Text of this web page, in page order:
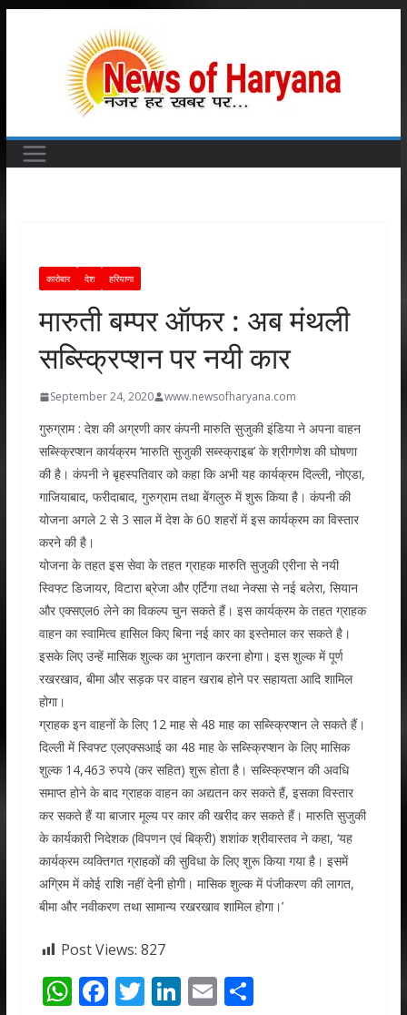
कारोबार देश हरियाणा
मारुती बम्पर ऑफर : अब मंथली
सब्स्क्रिप्शन पर नयी कार
September 24, 2020 www.newsofharyana.com
गुरुग्राम : देश की अग्रणी कार कंपनी मारुति सुजुकी इंडिया ने अपना वाहन
सब्स्क्रिप्शन कार्यक्रम ‘मारुति सुजुकी सब्स्क्राइब’ के श्रीगणेश की घोषणा
की है। कंपनी ने बृहस्पतिवार को कहा कि अभी यह कार्यक्रम दिल्ली, नोएडा,
गाजियाबाद, फरीदाबाद, गुरुग्राम तथा बेंगलुरु में शुरू किया है। कंपनी की
योजना अगले 2 से 3 साल में देश के 60 शहरों में इस कार्यक्रम का विस्तार
करने की है।
योजना के तहत इस सेवा के तहत ग्राहक मारुति सुजुकी एरीना से नयी
स्विफ्ट डिजायर, विटारा ब्रेजा और एर्टिगा तथा नेक्सा से नई बलेरा, सियान
और एक्सएल6 लेने का विकल्प चुन सकते हैं। इस कार्यक्रम के तहत ग्राहक
वाहन का स्वामित्व हासिल किए बिना नई कार का इस्तेमाल कर सकते है।
इसके लिए उन्हें मासिक शुल्क का भुगतान करना होगा। इस शुल्क में पूर्ण
रखरखाव, बीमा और सड़क पर वाहन खराब होने पर सहायता आदि शामिल
होगा।
ग्राहक इन वाहनों के लिए 12 माह से 48 माह का सब्स्क्रिप्शन ले सकते हैं।
दिल्ली में स्विफ्ट एलएक्सआई का 48 माह के सब्स्क्रिप्शन के लिए मासिक
शुल्क 14,463 रुपये (कर सहित) शुरू होता है। सब्स्क्रिप्शन की अवधि
समाप्त होने के बाद ग्राहक वाहन का अद्यतन कर सकते हैं, इसका विस्तार
कर सकते हैं या बाजार मूल्य पर कार की खरीद कर सकते हैं। मारुति सुजुकी
के कार्यकारी निदेशक (विपणन एवं बिक्री) शशांक श्रीवास्तव ने कहा, ‘यह
कार्यक्रम व्यक्तिगत ग्राहकों की सुविधा के लिए शुरू किया गया है। इसमें
अग्रिम में कोई राशि नहीं देनी होगी। मासिक शुल्क में पंजीकरण की लागत,
बीमा और नवीकरण तथा सामान्य रखरखाव शामिल होगा।’
Post Views: 827
W F T Li E S